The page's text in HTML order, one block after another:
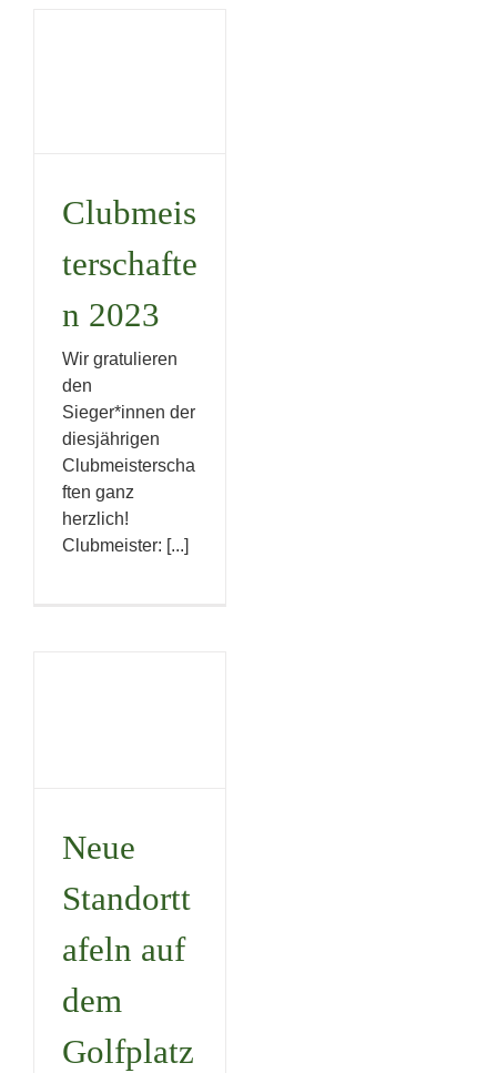
Clubmeis
terschafte
n 2023
Wir gratulieren
den
Sieger*innen der
diesjährigen
Clubmeisterscha
ften ganz
herzlich!
Clubmeister: [...]
Uncategorized
Neue
Standortt
afeln auf
dem
Golfplatz